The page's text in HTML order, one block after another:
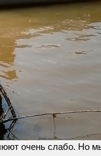
очень слабо. Но